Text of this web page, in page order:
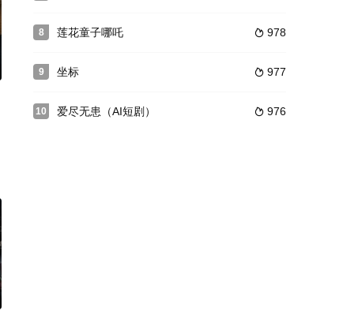
波诡的乱世纷争
事。详情
虚空中突然出现一堆弹幕，对简香香极尽嘲讽，简香香以为自己出现幻
全新悬疑推理单元《天使的旋律》《恶魔的呼吸》《游乐园》《黄金城》
8  978
莲花童子哪吒
9  977
坐标
10  976
爱尽无患（AI短剧）